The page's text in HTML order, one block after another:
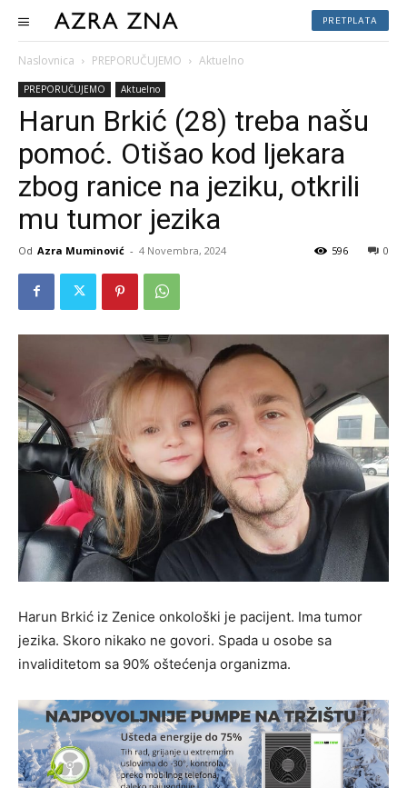
PRETPLATA
Naslovnica PREPORUČUJEMO Aktuelno
PREPORUČUJEMO Aktuelno
Harun Brkić (28) treba našu
pomoć. Otišao kod ljekara
zbog ranice na jeziku, otkrili
mu tumor jezika
Od Azra Muminović - 4 Novembra, 2024 0
596
Harun Brkić iz Zenice onkološki je pacijent. Ima tumor
jezika. Skoro nikako ne govori. Spada u osobe sa
invaliditetom sa 90% oštećenja organizma.